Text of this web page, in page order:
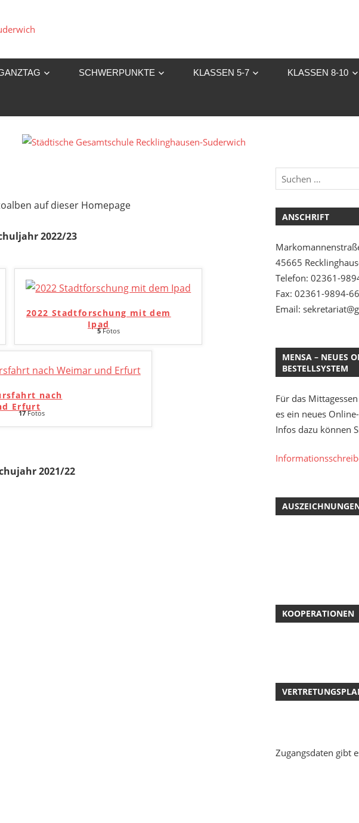
Gesamtschule
Suderwich
SCHWERPUNKTE KLASSEN 5-7 KLASSEN 8-10
auf dieser Homepage
2022/23
2022 Stadtforschung mit dem
Ipad
5Fotos
nach
Erfurt
17Fotos
2021/22
ANSCHRIFT
45665
Telefon: 02361-
Fax: 02361-9894-66
Email:
MENSA – NEUES
BESTELLSYSTEM
Für das
es ein neues
Infos dazu können
KOOPERATIONEN
Zugangsdaten gibt